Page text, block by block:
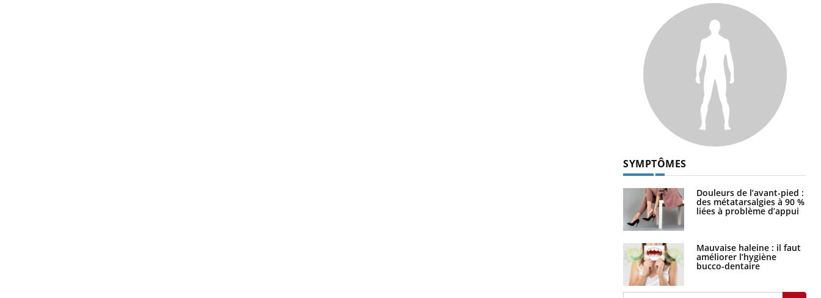
SYMPTÔMES
Douleurs de l’avant-pied :
des métatarsalgies à 90 %
liées à problème d’appui
Mauvaise haleine : il faut
améliorer l’hygiène
bucco-dentaire